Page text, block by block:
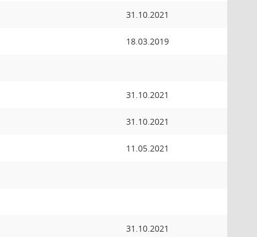
31.10.2021
18.03.2019
31.10.2021
31.10.2021
11.05.2021
31.10.2021